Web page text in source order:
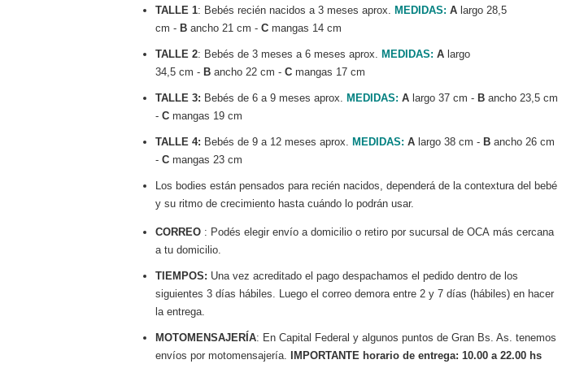
TALLE 1: Bebés recién nacidos a 3 meses aprox. MEDIDAS: Alargo 28,5
cm - Bancho 21 cm - Cmangas 14 cm
TALLE 2: Bebés de 3 meses a 6 meses aprox. MEDIDAS: Alargo
34,5 cm - Bancho 22 cm - C mangas 17 cm
TALLE 3: Bebés de 6 a 9 meses aprox. MEDIDAS: Alargo 37 cm - Bancho 23,5 cm
- Cmangas 19 cm
TALLE 4: Bebés de 9 a 12 meses aprox. MEDIDAS: Alargo 38 cm -Bancho 26 cm
- Cmangas 23 cm
Los bodies están pensados para recién nacidos, dependerá de la contextura del bebé
y su ritmo de crecimiento hasta cuándo lo podrán usar.
CORREO : Podés elegir envío a domicilio o retiro por sucursal de OCA más cercana
a tu domicilio.
TIEMPOS: Una vez acreditado el pago despachamos el pedido dentro de los
siguientes 3 días hábiles. Luego el correo demora entre 2 y 7 días (hábiles) en hacer
la entrega.
MOTOMENSAJERÍA: En Capital Federal y algunos puntos de Gran Bs. As. tenemos
envíos por motomensajería. IMPORTANTE horario de entrega: 10.00 a 22.00 hs